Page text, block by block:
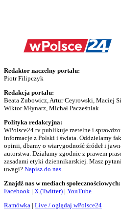
Redaktor naczelny portalu:
Piotr Filipczyk
Redakcja portalu:
Beata Zubowicz, Artur Ceyrowski, Maciej
Wiktor Młynarz, Michał Pacześniak
Polityka redakcyjna:
WPolsce24.tv publikuje rzetelne i
informacje z Polski i świata. Oddzielamy
opinii, dbamy o wiarygodność źródeł i
autorstwa. Działamy zgodnie z prawem
zasadami etyki dziennikarskiej. Masz
uwagi? Napisz do nas.
Znajdź nas w mediach społecznościowych:
Facebook | X (Twitter) | YouTube
Ramówka | Live / oglądaj wPolsce24